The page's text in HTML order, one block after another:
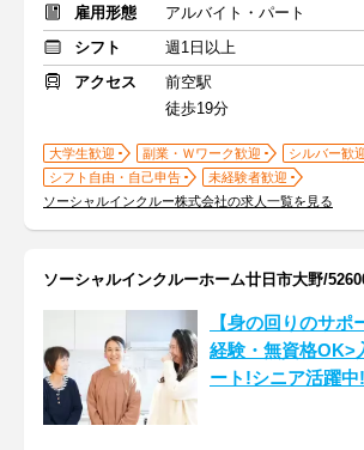
雇用形態
アルバイト・パート
シフト
週1日以上
アクセス
前空駅
徒歩19分
大学生歓迎 副業・Ｗワーク歓迎
シルバー歓
シフト自由・自己申告
未経験者歓迎
ソーシャルインクルー株式会社の求人一覧を見る
ソーシャルインクルーホーム廿日市大野/
【身の回りのサポ
経験・無資格OK>
ート!シニア活躍中!